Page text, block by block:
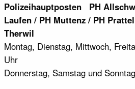
Polizeihauptposten PH
Laufen / PH Muttenz / PH
Therwil
Montag, Dienstag, Mittwoch,
Uhr
Donnerstag, Samstag und